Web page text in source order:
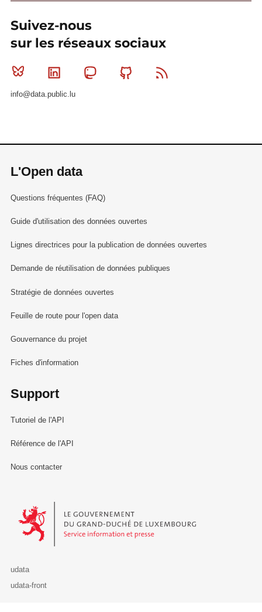
Suivez-nous
sur les réseaux sociaux
Bluesky Linkedin MastodonGithub
info@data.public.lu
L'Open data
Questions fréquentes (FAQ)
Guide d'utilisation des données ouvertes
Lignes directrices pour la publication de données ouvertes
Demande de réutilisation de données publiques
Stratégie de données ouvertes
Feuille de route pour l'open data
Gouvernance du projet
Fiches d'information
Support
Tutoriel de l'API
Référence de l'API
Nous contacter
Le Gouvernement du Grand-Duché de Luxembourg - Service
udata
udata-front